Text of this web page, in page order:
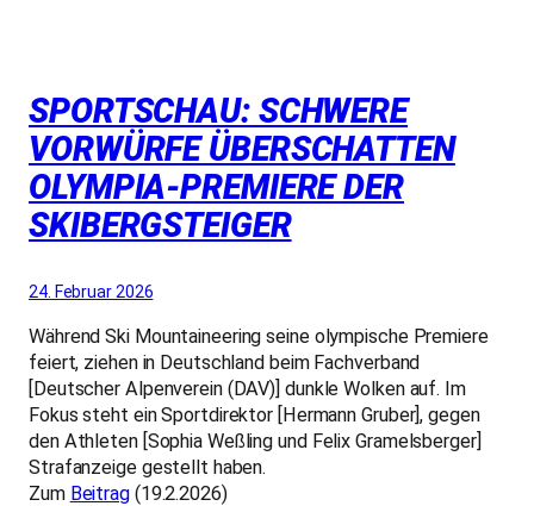
SPORTSCHAU: SCHWERE
VORWÜRFE ÜBERSCHATTEN
OLYMPIA-PREMIERE DER
SKIBERGSTEIGER
24. Februar 2026
Während Ski Mountaineering seine olympische Premiere
feiert, ziehen in Deutschland beim Fachverband
[Deutscher Alpenverein (DAV)] dunkle Wolken auf. Im
Fokus steht ein Sportdirektor [Hermann Gruber], gegen
den Athleten [Sophia Weßling und Felix Gramelsberger]
Strafanzeige gestellt haben.
Zum Beitrag(19.2.2026)